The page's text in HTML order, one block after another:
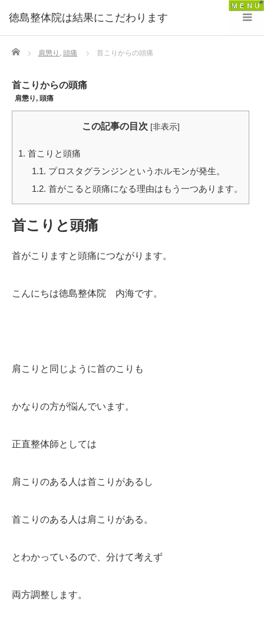
徳島整体院は結果にこだわります
Home 肩懲り , 頭痛 首こりからの頭痛
首こりからの頭痛
肩懲り, 頭痛
この記事の目次 [非表示]
1. 首こりと頭痛
1.1. プロスタグランジンというホルモンが発生。
1.2. 首がこると頭痛になる理由はもう一つあります。
首こりと頭痛
首がこりますと頭痛につながります。
こんにちは徳島整体院 内海です。
肩こりと同じように首のこりも
かなりの方が悩んでいます。
正直整体師としては
肩こりのある人は首こりがあるし
首こりのある人は肩こりがある。
とわかっているので、分けて考えず
両方調整します。